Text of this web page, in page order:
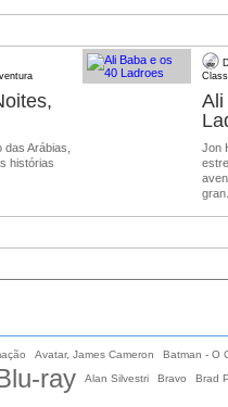
Arábias,
histórias
Ali
Jon
Avatar, James Cameron Batman - O
ray Alan Silvestri Bravo Brad